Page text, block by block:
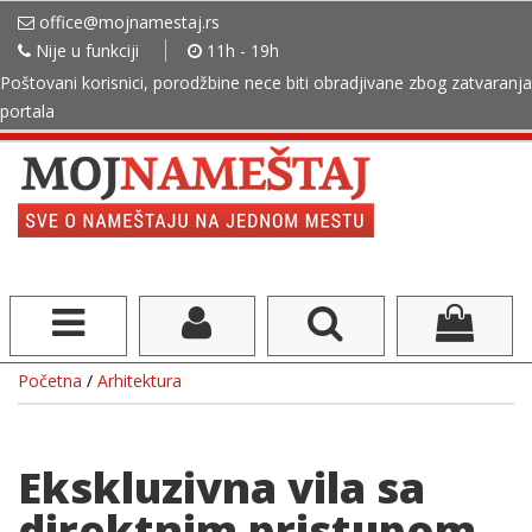
office@mojnamestaj.rs
Nije u funkciji
11h - 19h
Poštovani korisnici, porodžbine nece biti obradjivane zbog zatvaranja
portala
Početna / Arhitektura
Ekskluzivna vila sa